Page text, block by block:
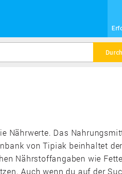
Nährwerte. Das
von Tipiak beinhaltet
Nährstoffangaben wie Fette,
Auch wenn du auf der